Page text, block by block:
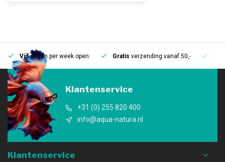
Vijfdagen per week open. Gratis verzending vanaf 50,-
Klantenservice
+31 (0) 255 820 400
info@aqua-natura.nl
Klantenservice